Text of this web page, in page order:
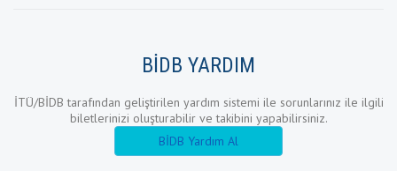
BİDB YARDIM
İTÜ/BİDB tarafından geliştirilen yardım sistemi ile sorunlarınız ile ilgili
biletlerinizi oluşturabilir ve takibini yapabilirsiniz.
BİDB Yardım Al